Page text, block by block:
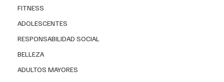
FITNESS
ADOLESCENTES
RESPONSABILIDAD SOCIAL
BELLEZA
ADULTOS MAYORES